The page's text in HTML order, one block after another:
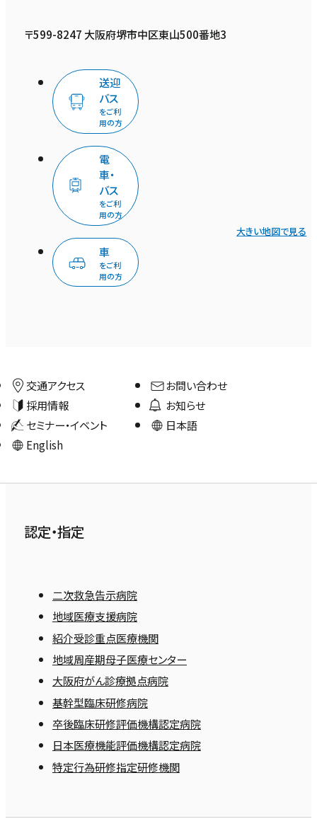
交通アクセス
お問い合わせ
採用情報
お知らせ
セミナー・イベント
日本語
English
〒599-8247 大阪府堺市中区東山500番地3
送迎
バス
をご利
用の方
電
車・
バス
をご利
用の方
車
をご利
用の方
大きい地図で見る
認定・指定
二次救急告示病院
地域医療支援病院
紹介受診重点医療機関
地域周産期母子医療センター
大阪府がん診療拠点病院
基幹型臨床研修病院
卒後臨床研修評価機構認定病院
日本医療機能評価機構認定病院
特定行為研修指定研修機関